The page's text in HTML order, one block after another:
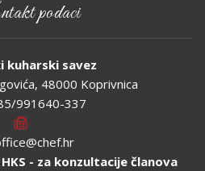
podaci
kuharski savez
48000 Koprivnica
991640-337
- za konzultacije članova